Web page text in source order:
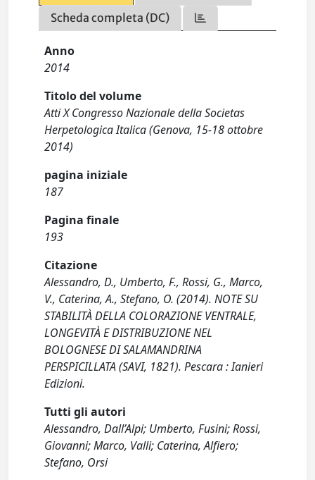
Scheda completa (DC)
Anno
2014
Titolo del volume
Atti X Congresso Nazionale della Societas
Herpetologica Italica (Genova, 15-18 ottobre
2014)
pagina iniziale
187
Pagina finale
193
Citazione
Alessandro, D., Umberto, F., Rossi, G., Marco,
V., Caterina, A., Stefano, O. (2014). NOTE SU
STABILITÀ DELLA COLORAZIONE VENTRALE,
LONGEVITÀ E DISTRIBUZIONE NEL
BOLOGNESE DI SALAMANDRINA
PERSPICILLATA (SAVI, 1821). Pescara : Ianieri
Edizioni.
Tutti gli autori
Alessandro, Dall’Alpi; Umberto, Fusini; Rossi,
Giovanni; Marco, Valli; Caterina, Alfiero;
Stefano, Orsi